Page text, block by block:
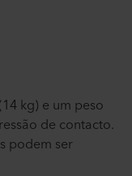
kg) e um peso
de contacto.
podem ser